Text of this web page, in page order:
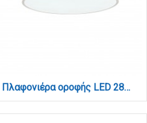
Πλαφονιέρα οροφής LED 28W 3CCT (by switch on base) από λεύκο μέταλλο και ακρυλικό D:40cm (42035-C-White )